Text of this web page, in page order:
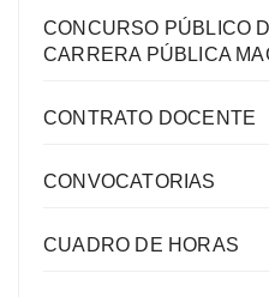
CONCURSO PÚBLICO
CARRERA PÚBLICA
CONTRATO DOCENTE
CONVOCATORIAS
CUADRO DE HORAS